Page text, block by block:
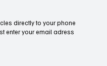
directly to your phone
enter your email adress